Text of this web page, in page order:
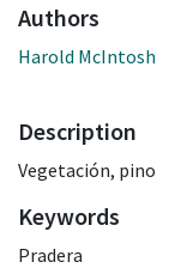
Authors
Harold McIntosh
Description
Vegetación, pino
Keywords
Pradera